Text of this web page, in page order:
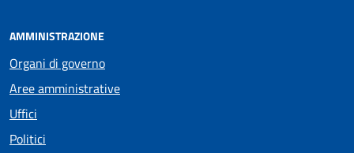
AMMINISTRAZIONE
Organi di governo
Aree amministrative
Uffici
Politici